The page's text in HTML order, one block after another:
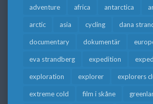
adventure africa antarctica
arctic asia cycling dana
documentary dokumentär
eva strandberg expedition
exploration explorer explorers
extreme cold film i skåne